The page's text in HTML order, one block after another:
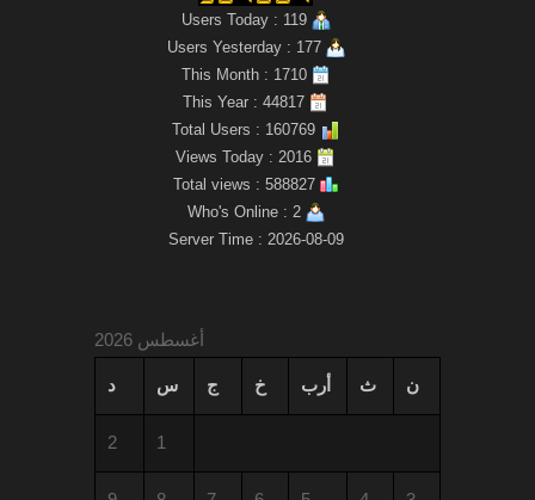
Users Today : 119
Users Yesterday : 177
This Month : 1710
Total views : 588827
Who's Online : 2
Server Time : 2026-08-09
أغسطس 2026
ن ث أرب خ ج س د
1
2